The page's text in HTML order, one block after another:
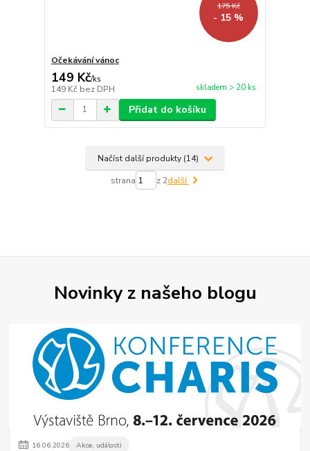
175 Kč
- 15 %
Očekávání vánoc
149 Kč/ks
149 Kč bez DPH skladem > 20 ks
Přidat do košíku
Načíst další produkty (14)
strana z 2další
Novinky z našeho blogu
16.06.2026 Akce, události